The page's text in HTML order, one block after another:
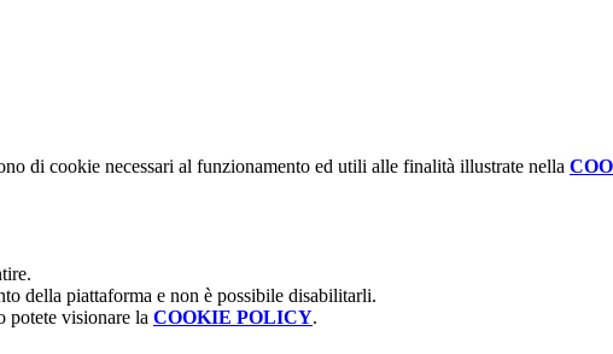
di cookie necessari al funzionamento ed utili alle finalità illustrate nella
della piattaforma e non è possibile disabilitarli.
potete visionare la COOKIE POLICY.